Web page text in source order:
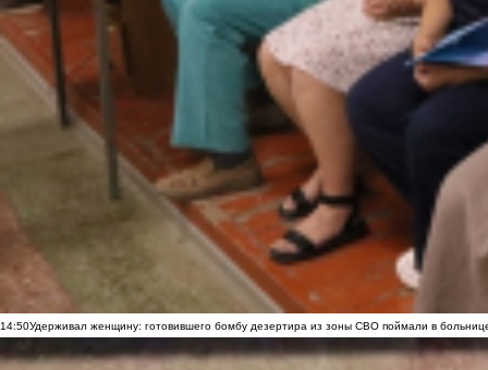
14:50Удерживал женщину: готовившего бомбу дезертира из зоны СВО поймали в